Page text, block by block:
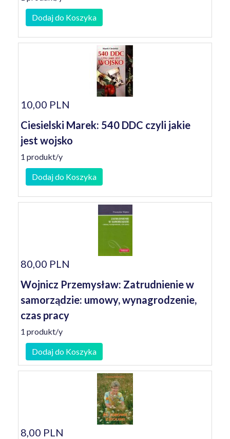
Dodaj do Koszyka
10,00 PLN
Ciesielski Marek: 540 DDC czyli jakie
jest wojsko
1 produkt/y
Dodaj do Koszyka
80,00 PLN
Wojnicz Przemysław: Zatrudnienie w
samorządzie: umowy, wynagrodzenie,
czas pracy
1 produkt/y
Dodaj do Koszyka
8,00 PLN